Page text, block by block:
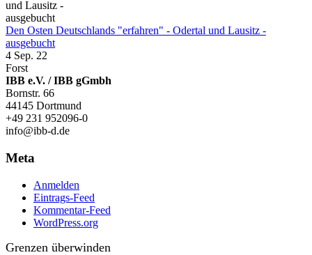
Den Osten Deutschlands "erfahren" - Odertal und Lausitz -
ausgebucht
4 Sep. 22
Forst
IBB e.V. / IBB gGmbh
Bornstr. 66
44145 Dortmund
+49 231 952096-0
info@ibb-d.de
Meta
Anmelden
Eintrags-Feed
Kommentar-Feed
WordPress.org
Grenzen überwinden